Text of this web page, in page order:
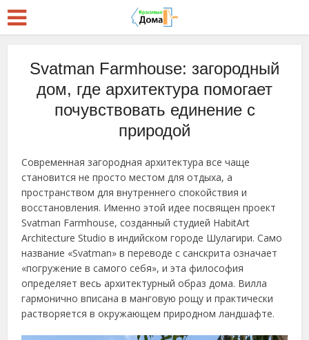
Svatman Farmhouse: загородный
дом, где архитектура помогает
почувствовать единение с
природой
Современная загородная архитектура все чаще
становится не просто местом для отдыха, а
пространством для внутреннего спокойствия и
восстановления. Именно этой идее посвящен проект
Svatman Farmhouse, созданный студией HabitArt
Architecture Studio в индийском городе Шулагири. Само
название «Svatman» в переводе с санскрита означает
«погружение в самого себя», и эта философия
определяет весь архитектурный образ дома. Вилла
гармонично вписана в манговую рощу и практически
растворяется в окружающем природном ландшафте.